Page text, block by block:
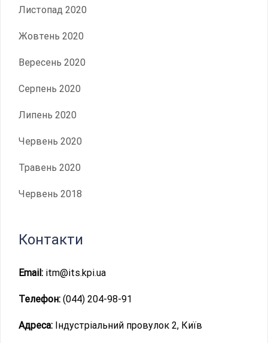
Листопад 2020
Жовтень 2020
Вересень 2020
Серпень 2020
Липень 2020
Червень 2020
Травень 2020
Червень 2018
Контакти
Email: itm@its.kpi.ua
Телефон: (044) 204-98-91
Адреса: Індустріальний провулок 2, Київ